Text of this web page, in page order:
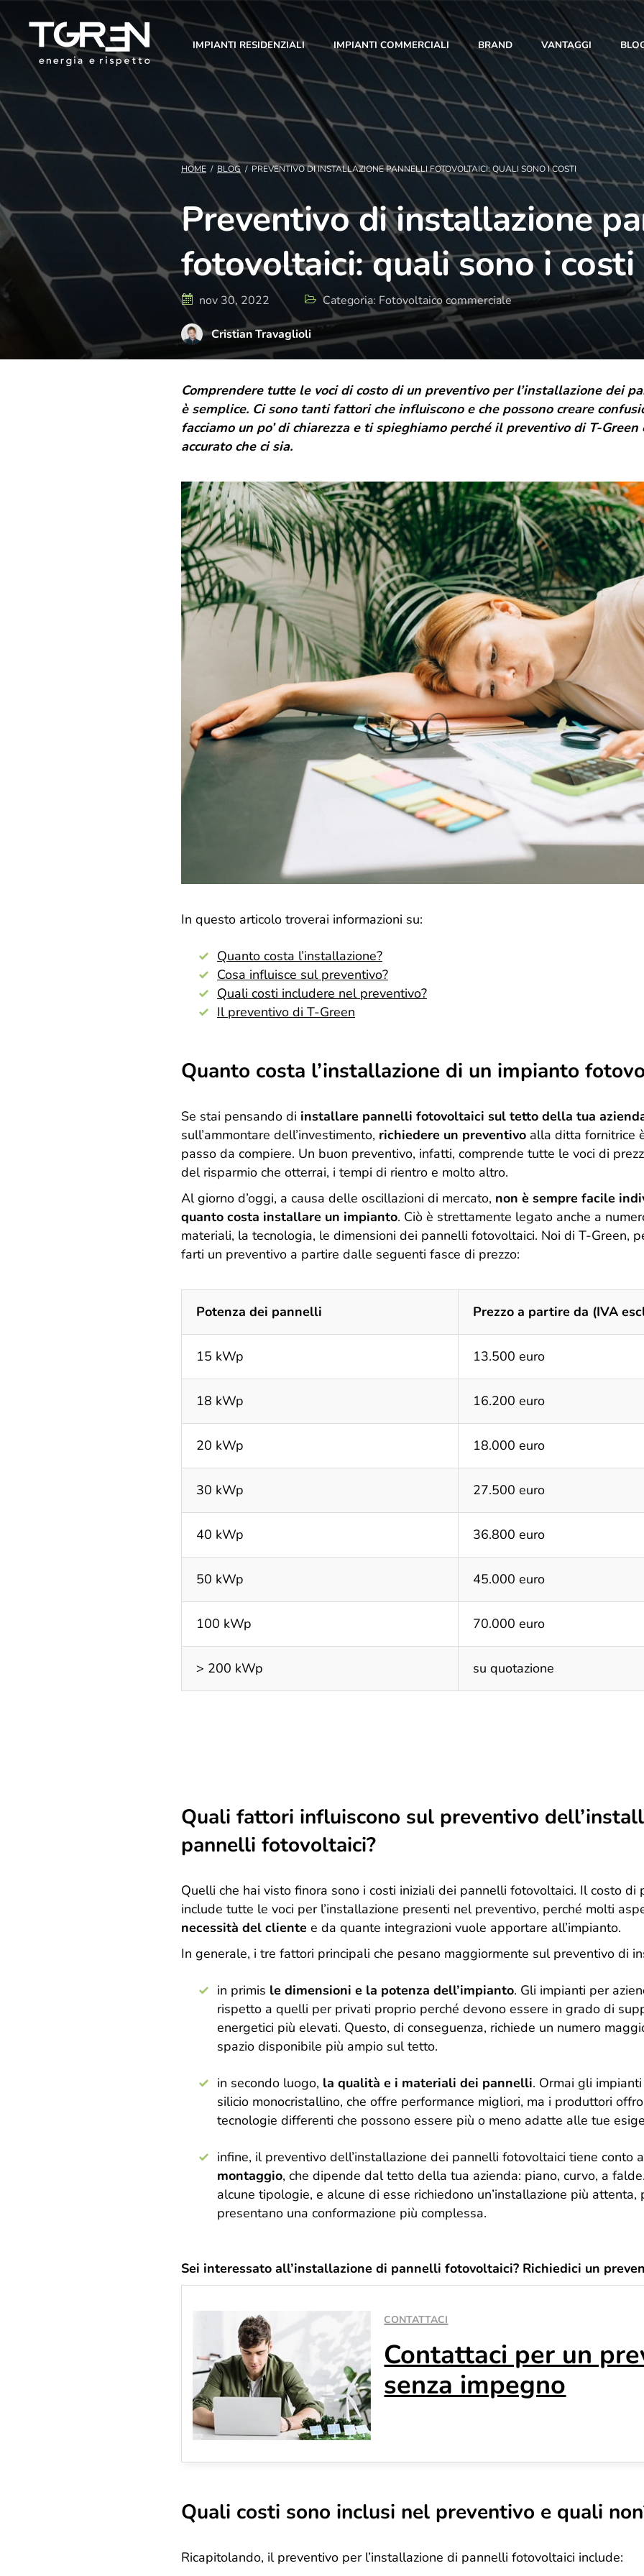
IMPIANTI RESIDENZIALI IMPIANTI COMMERCIALI BRAND VANTAGGI
HOME / BLOG / PREVENTIVO DI INSTALLAZIONE PANNELLI FOTOVOLTAICI: QUALI SONO I COSTI
Preventivo di installazione
fotovoltaici: quali sono i costi
nov 30, 2022 Categoria: Fotovoltaico commerciale
Cristian Travaglioli
Comprendere tutte le voci di costo di un preventivo per l’installazione dei
è semplice. Ci sono tanti fattori che influiscono e che possono creare
facciamo un po’ di chiarezza e ti spieghiamo perché il preventivo di T-
accurato che ci sia.
In questo articolo troverai informazioni su:
Quanto costa l’installazione?
Cosa influisce sul preventivo?
Quali costi includere nel preventivo?
Il preventivo di T-Green
Quanto costa l’installazione di un impianto
Se stai pensando di installare pannelli fotovoltaici sul tetto della tua
sull’ammontare dell’investimento, richiedere un preventivo alla ditta fornitrice
passo da compiere. Un buon preventivo, infatti, comprende tutte le voci di
del risparmio che otterrai, i tempi di rientro e molto altro.
Al giorno d’oggi, a causa delle oscillazioni di mercato, non è sempre facile
quanto costa installare un impianto. Ciò è strettamente legato anche a
materiali, la tecnologia, le dimensioni dei pannelli fotovoltaici. Noi di T-Green,
farti un preventivo a partire dalle seguenti fasce di prezzo:
Potenza dei pannelli Prezzo a partire da (IVA
15 kWp 13.500 euro
18 kWp 16.200 euro
20 kWp 18.000 euro
30 kWp 27.500 euro
40 kWp 36.800 euro
50 kWp 45.000 euro
100 kWp 70.000 euro
> 200 kWp su quotazione
Quali fattori influiscono sul preventivo
pannelli fotovoltaici?
Quelli che hai visto finora sono i costi iniziali dei pannelli fotovoltaici. Il costo di
include tutte le voci per l’installazione presenti nel preventivo, perché molti
necessità del cliente e da quante integrazioni vuole apportare all’impianto.
In generale, i tre fattori principali che pesano maggiormente sul preventivo di
in primis le dimensioni e la potenza dell’impianto. Gli impianti per
rispetto a quelli per privati proprio perché devono essere in grado di
energetici più elevati. Questo, di conseguenza, richiede un numero
spazio disponibile più ampio sul tetto.
in secondo luogo, la qualità e i materiali dei pannelli. Ormai gli
silicio monocristallino, che offre performance migliori, ma i produttori
tecnologie differenti che possono essere più o meno adatte alle tue
infine, il preventivo dell’installazione dei pannelli fotovoltaici tiene conto
montaggio, che dipende dal tetto della tua azienda: piano, curvo, a
alcune tipologie, e alcune di esse richiedono un’installazione più attenta,
presentano una conformazione più complessa.
Sei interessato all’installazione di pannelli fotovoltaici? Richiedici un
CONTATTACI
Contattaci per un
senza impegno
Quali costi sono inclusi nel preventivo e quali
Ricapitolando, il preventivo per l’installazione di pannelli fotovoltaici include:
10 Anni di Noi!
L’anno 2023 segna un traguardo importante: i 10
anni di T-Green. Con te al nostro fianco siamo
cresciuti giorno dopo giorno, fino a diventare una
grande famiglia. E da oggi, come regalo,
desideriamo indossare un nuovo abito. La nuova
veste grafica vuole essere un gesto di cura e
Green, ma sempre con uno sguardo rivolto a dove
tutto è iniziato.